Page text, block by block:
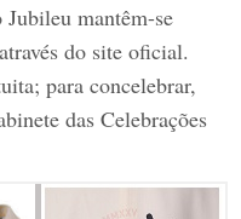
mantêm-se
do site oficial.
para concelebrar,
das Celebrações